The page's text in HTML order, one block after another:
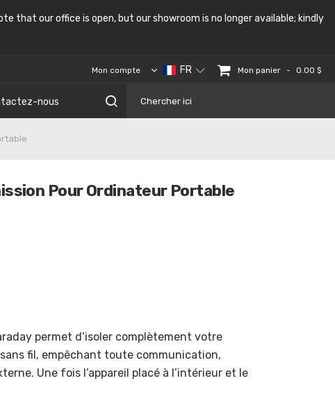
that our office is open, but our showroom is no longer available; kindly
Mon compte FR Mon panier - 0.00 $
nous
Pour Ordinateur Portable
permet d’isoler complètement votre
fil, empêchant toute communication,
Une fois l’appareil placé à l’intérieur et le